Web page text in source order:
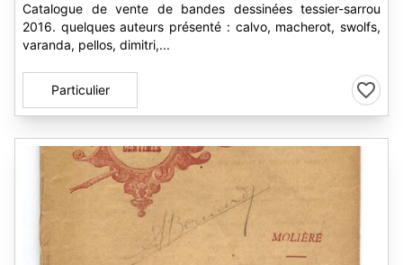
Catalogue de vente de bandes dessinées tessier-sarrou
2016. quelques auteurs présenté : calvo, macherot, swolfs,
varanda, pellos, dimitri,...
Particulier